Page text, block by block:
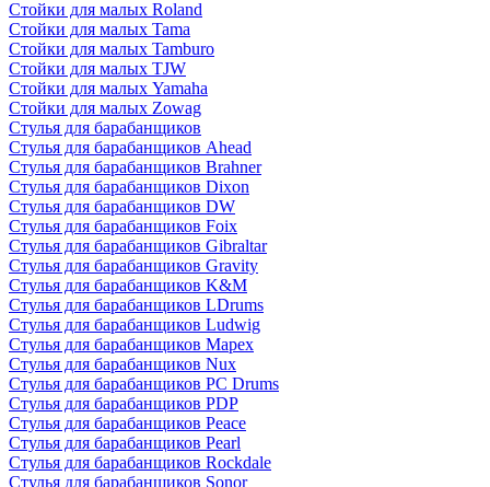
Стойки для малых Roland
Стойки для малых Tama
Стойки для малых Tamburo
Стойки для малых TJW
Стойки для малых Yamaha
Стойки для малых Zowag
Стулья для барабанщиков
Стулья для барабанщиков Ahead
Стулья для барабанщиков Brahner
Стулья для барабанщиков Dixon
Стулья для барабанщиков DW
Стулья для барабанщиков Foix
Стулья для барабанщиков Gibraltar
Стулья для барабанщиков Gravity
Стулья для барабанщиков K&M
Стулья для барабанщиков LDrums
Стулья для барабанщиков Ludwig
Стулья для барабанщиков Mapex
Стулья для барабанщиков Nux
Стулья для барабанщиков PC Drums
Стулья для барабанщиков PDP
Стулья для барабанщиков Peace
Стулья для барабанщиков Pearl
Стулья для барабанщиков Rockdale
Стулья для барабанщиков Sonor